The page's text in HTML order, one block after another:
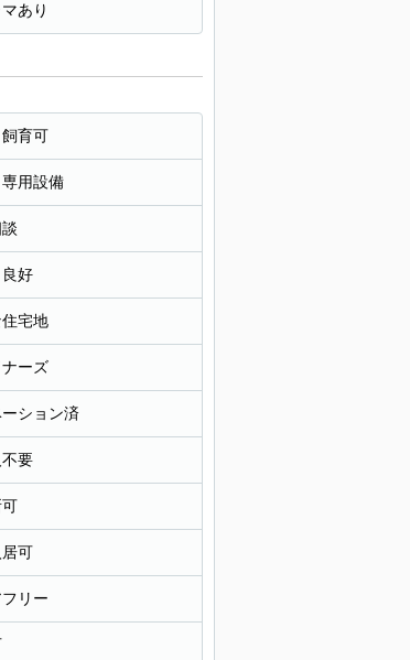
あり
育可
用設備
好
宅地
ーズ
ーション済
要
居可
リー